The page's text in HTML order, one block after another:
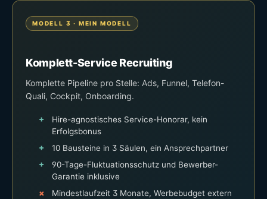
MODELL 3 · MEIN MODELL
Komplett-Service Recruiting
Komplette Pipeline pro Stelle: Ads, Funnel, Telefon-
Quali, Cockpit, Onboarding.
Hire-agnostisches Service-Honorar, kein
Erfolgsbonus
10 Bausteine in 3 Säulen, ein Ansprechpartner
90-Tage-Fluktuationsschutz und Bewerber-
Garantie inklusive
Mindestlaufzeit 3 Monate, Werbebudget extern